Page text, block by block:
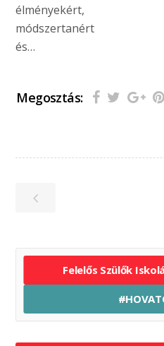
élményekért,
módszertanért
és…
Megosztás:
Felelős Szülők